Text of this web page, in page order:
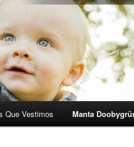
Que Vestimos Manta